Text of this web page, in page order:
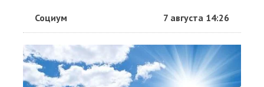
Социум 7 августа 14:26